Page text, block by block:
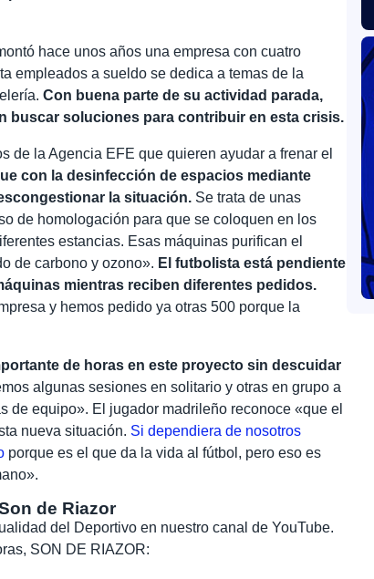
hace unos años una empresa con cuatro
empleados a sueldo se dedica a temas de la
Con buena parte de su actividad parada,
buscar soluciones para contribuir en esta crisis.
de la Agencia EFE que quieren ayudar a frenar el
con la desinfección de espacios mediante
la situación. Se trata de unas
de homologación para que se coloquen en los
estancias. Esas máquinas purifican el
de carbono y ozono». El futbolista está pendiente
mientras reciben diferentes pedidos.
y hemos pedido ya otras 500 porque la
de horas en este proyecto sin descuidar
algunas sesiones en solitario y otras en grupo a
de equipo». El jugador madrileño reconoce «que el
nueva situación. Si dependiera de nosotros
porque es el que da la vida al fútbol, pero eso es
de Riazor
del Deportivo en nuestro canal de YouTube.
SON DE RIAZOR: